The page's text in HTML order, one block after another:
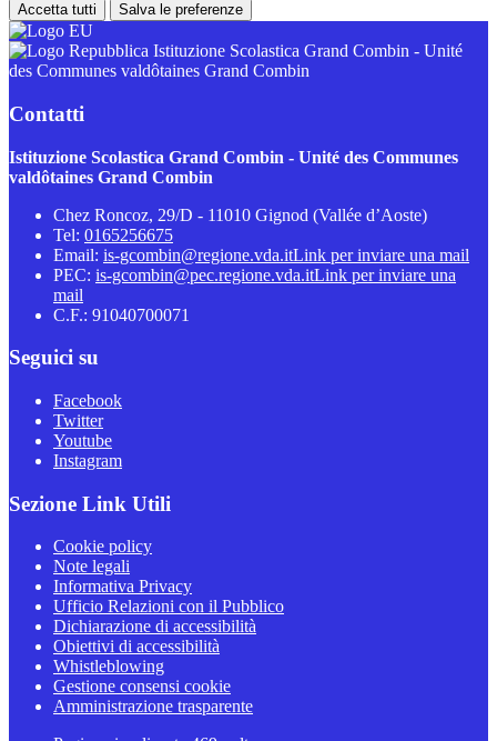
Accetta tutti Salva le preferenze
Istituzione Scolastica Grand Combin - Unité
des Communes valdôtaines Grand Combin
Contatti
Istituzione Scolastica Grand Combin - Unité des Communes
valdôtaines Grand Combin
Chez Roncoz, 29/D - 11010 Gignod (Vallée d’Aoste)
Tel: 0165256675
Email: is-gcombin@regione.vda.itLink per inviare una mail
PEC: is-gcombin@pec.regione.vda.itLink per inviare una
mail
C.F.: 91040700071
Seguici su
Facebook
Twitter
Youtube
Instagram
Sezione Link Utili
Cookie policy
Note legali
Informativa Privacy
Ufficio Relazioni con il Pubblico
Dichiarazione di accessibilità
Obiettivi di accessibilità
Whistleblowing
Gestione consensi cookie
Amministrazione trasparente